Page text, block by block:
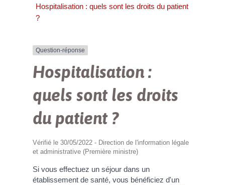
Hospitalisation : quels sont les droits du patient
?
Question-réponse
Hospitalisation :
quels sont les droits
du patient ?
Vérifié le 30/05/2022 - Direction de l'information légale
et administrative (Première ministre)
Si vous effectuez un séjour dans un
établissement de santé, vous bénéficiez d'un